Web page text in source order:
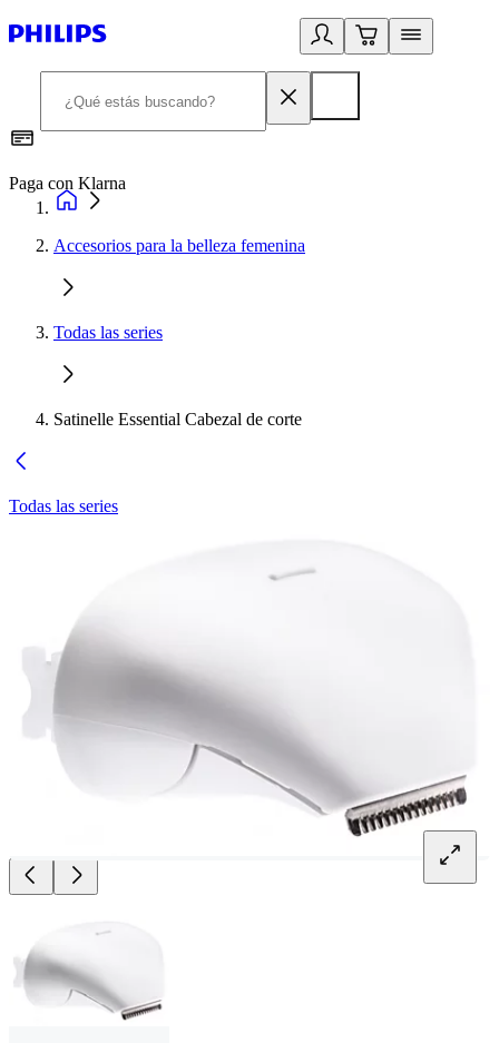
Paga con Klarna
Accesorios para la belleza femenina
Todas las series
Satinelle Essential Cabezal de corte
Todas las series